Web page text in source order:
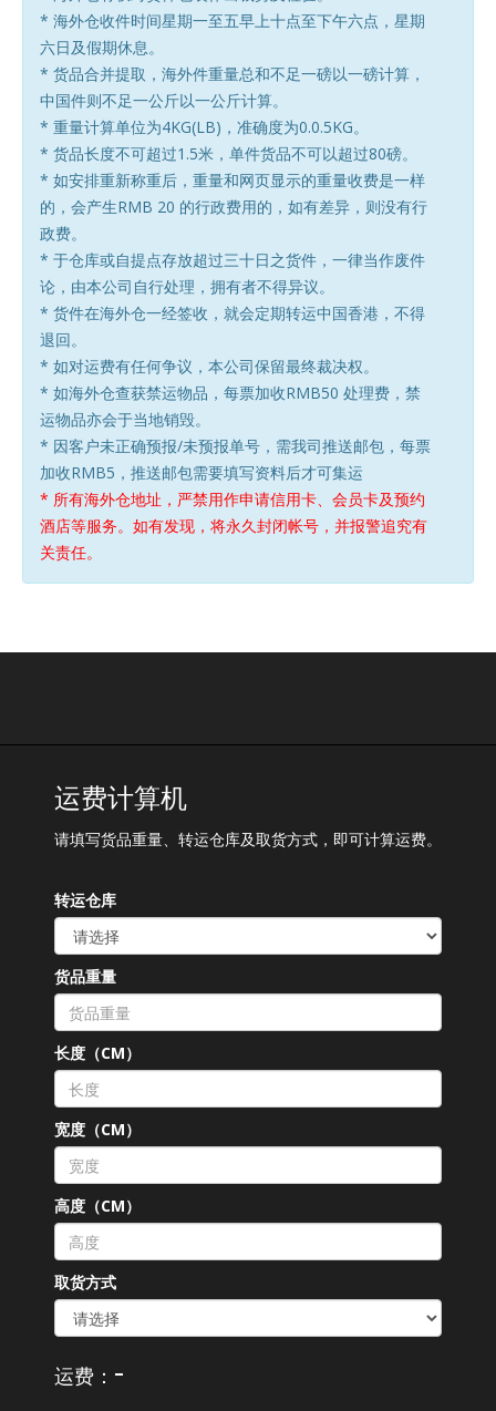
* 海外仓收件时间星期一至五早上十点至下午六点，星期
六日及假期休息。
* 货品合并提取，海外件重量总和不足一磅以一磅计算，
中国件则不足一公斤以一公斤计算。
* 重量计算单位为4KG(LB)，准确度为0.0.5KG。
* 货品长度不可超过1.5米，单件货品不可以超过80磅。
* 如安排重新称重后，重量和网页显示的重量收费是一样
的，会产生RMB 20 的行政费用的，如有差异，则没有行
政费。
* 于仓库或自提点存放超过三十日之货件，一律当作废件
论，由本公司自行处理，拥有者不得异议。
* 货件在海外仓一经签收，就会定期转运中国香港，不得
退回。
* 如对运费有任何争议，本公司保留最终裁决权。
* 如海外仓查获禁运物品，每票加收RMB50 处理费，禁
运物品亦会于当地销毁。
* 因客户未正确预报/未预报单号，需我司推送邮包，每票
加收RMB5，推送邮包需要填写资料后才可集运
* 所有海外仓地址，严禁用作申请信用卡、会员卡及预约
酒店等服务。如有发现，将永久封闭帐号，并报警追究有
关责任。
运费计算机
请填写货品重量、转运仓库及取货方式，即可计算运费。
转运仓库
货品重量
长度（CM）
宽度（CM）
高度（CM）
取货方式
运费： -